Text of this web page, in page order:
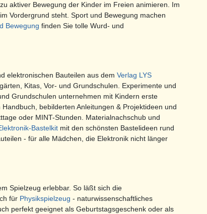
3D Holz Puzzle Apfel eins - auch für Einsteiger - Spaß
aktiver Bewegung der Kinder im Freien animieren. Im
Vordergrund steht. Sport und Bewegung machen
Bewegung finden Sie tolle Wurd- und
elektronischen Bauteilen aus dem Verlag LYS
Kitas, Vor- und Grundschulen. Experimente und
Grundschulen unternehmen mit Kindern erste
bebilderten Anleitungen & Projektideen und
oder MINT-Stunden. Materialnachschub und
Bastelkit mit den schönsten Bastelideen rund
- für alle Mädchen, die Elektronik nicht länger
Spielzeug erlebbar. So läßt sich die
für Physikspielzeug - naturwissenschaftliches
perfekt geeignet als Geburtstagsgeschenk oder als